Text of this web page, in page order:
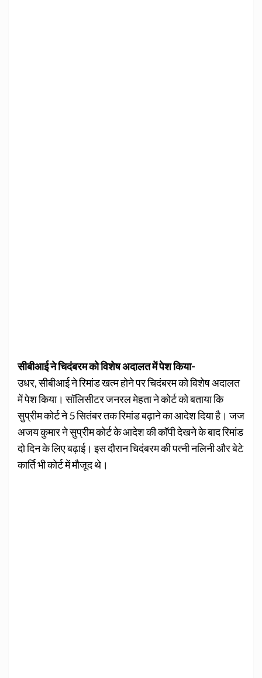
सीबीआई ने चिदंबरम को विशेष अदालत में पेश किया-
उधर, सीबीआई ने रिमांड खत्म होने पर चिदंबरम को विशेष अदालत
में पेश किया। सॉलिसीटर जनरल मेहता ने कोर्ट को बताया कि
सुप्रीम कोर्ट ने 5 सितंबर तक रिमांड बढ़ाने का आदेश दिया है। जज
अजय कुमार ने सुप्रीम कोर्ट के आदेश की कॉपी देखने के बाद रिमांड
दो दिन के लिए बढ़ाई। इस दौरान चिदंबरम की पत्नी नलिनी और बेटे
कार्ति भी कोर्ट में मौजूद थे।